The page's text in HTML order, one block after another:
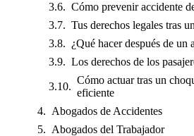
Cómo prevenir accidente
Tus derechos legales tras
¿Qué hacer después de
Los derechos de los
Cómo actuar tras un
eficiente
Abogados de Accidentes
Abogados del Trabajador